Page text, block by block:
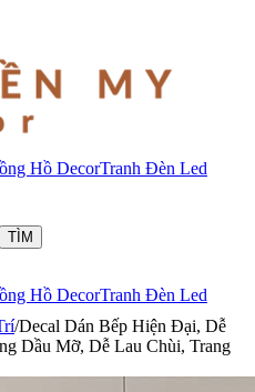
Hồ DecorTranh Đèn Led
TÌM
Hồ DecorTranh Đèn Led
/Decal Dán Bếp Hiện Đại, Dễ
Dầu Mỡ, Dễ Lau Chùi, Trang